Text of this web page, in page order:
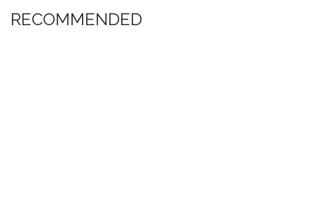
RECOMMENDED